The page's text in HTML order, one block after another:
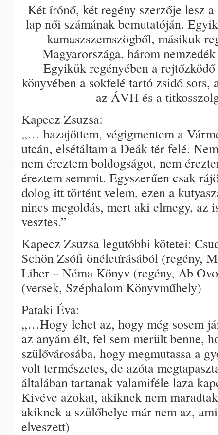
Két írónő, két regény szerzője lesz
lap női számának bemutatóján.
kamaszszemszögből, másikuk
Magyarországa, három
Egyikük regényében a
könyvében a sokfelé tartó zsidó sors,
az ÁVH és a
Kapecz Zsuzsa:
„… hazajöttem, végigmentem a
utcán, elsétáltam a Deák tér felé.
nem éreztem boldogságot, nem
éreztem semmit. Egyszerűen csak
dolog itt történt velem, ezen a
nincs megoldás, mert aki elmegy, az
vesztes.”
Kapecz Zsuzsa legutóbbi kötetei:
Schön Zsófi önéletírásából (regény,
Liber – Néma Könyv (regény, Ab
(versek, Széphalom Könyvműhely)
Pataki Éva:
„…Hogy lehet az, hogy még sosem
az anyám élt, fel sem merült benne,
szülővárosába, hogy megmutassa a
volt természetes, de azóta
általában tartanak valamiféle laza
Kivéve azokat, akiknek nem
akiknek a szülőhelye már nem az,
elveszett)